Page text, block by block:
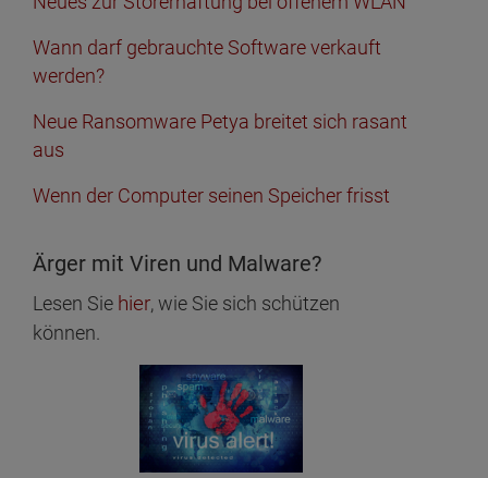
Wann darf gebrauchte Software verkauft
werden?
Neue Ransomware Petya breitet sich rasant
aus
Wenn der Computer seinen Speicher frisst
Ärger mit Viren und Malware?
Lesen Sie hier, wie Sie sich schützen
können.